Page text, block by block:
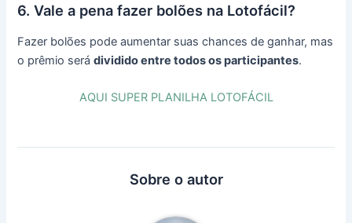
6. Vale a pena fazer bolões na Lotofácil?
Fazer bolões pode aumentar suas chances de ganhar, mas
o prêmio serádividido entre todos os participantes.
AQUI SUPER PLANILHA LOTOFÁCIL
Sobre o autor